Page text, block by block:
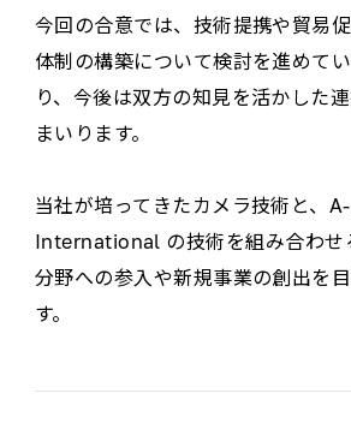
今回の合意では、技術提携や貿易
体制の構築について検討を進めて
り、今後は双方の知見を活かした
まいります。
当社が培ってきたカメラ技術と、
International の技術を組み合わせ
分野への参入や新規事業の創出を
す。